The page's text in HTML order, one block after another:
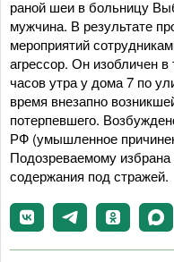
раной шеи в больницу
мужчина. В результате
мероприятий
агрессор. Он изобличен
часов утра у дома 7 по
время внезапно
потерпевшего.
РФ (умышленное
Подозреваемому
содержания под стражей.